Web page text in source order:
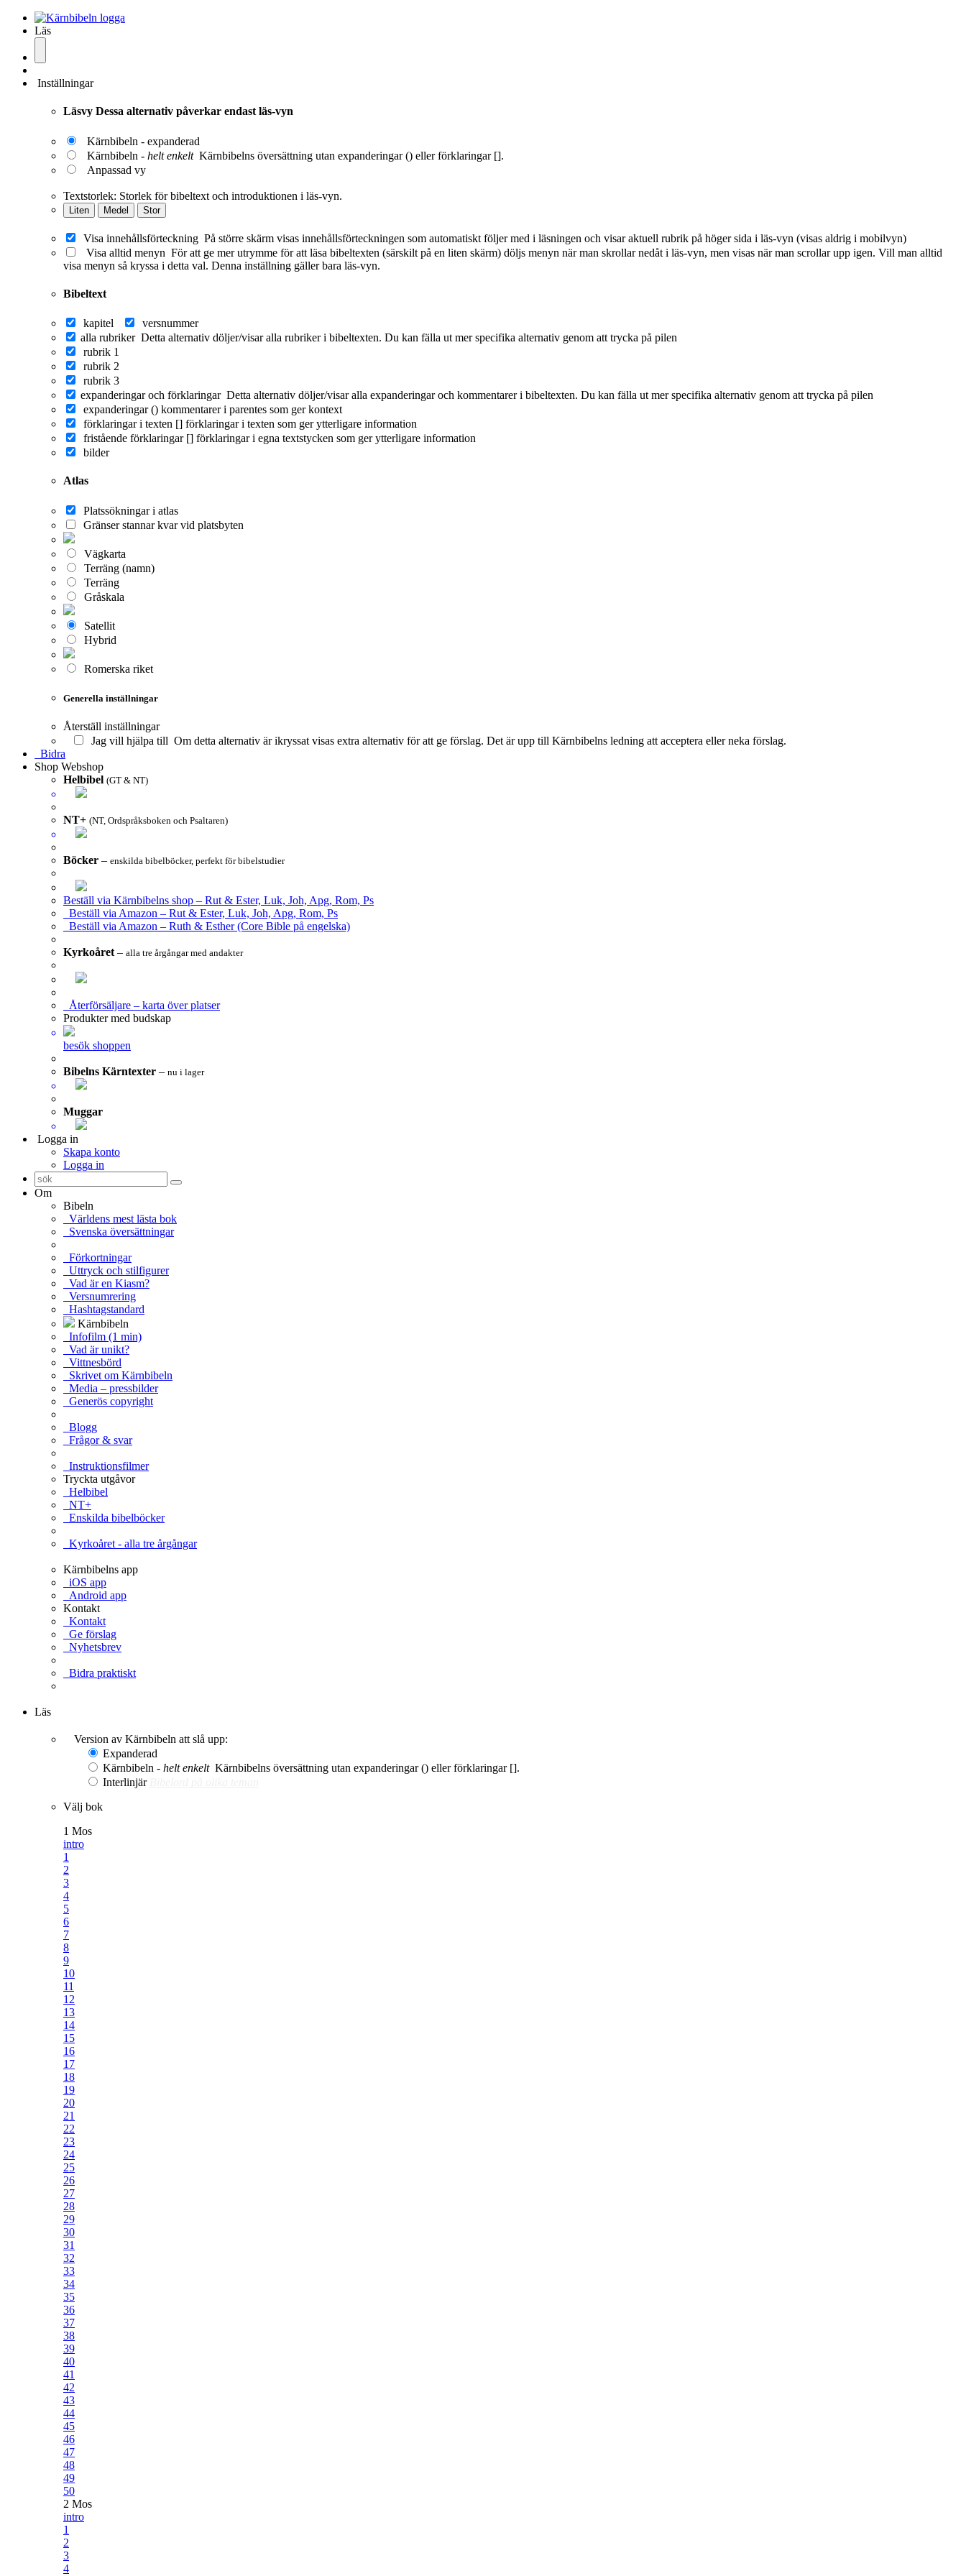
Läs
Inställningar
Läsvy Dessa alternativ påverkar endast läs-vyn
Kärnbibeln - expanderad
Kärnbibeln - helt enkelt Kärnbibelns översättning utan expanderingar () eller förklaringar [].
Anpassad vy
Textstorlek: Storlek för bibeltext och introduktionen i läs-vyn.
Liten Medel Stor
Visa innehållsförteckning På större skärm visas innehållsförteckningen som automatiskt följer med i läsningen och visar aktuell rubrik på höger sida i läs-vyn (visas aldrig i mobilvyn)
Visa alltid menyn För att ge mer utrymme för att läsa bibeltexten (särskilt på en liten skärm) döljs menyn när man skrollar nedåt i läs-vyn, men visas när man scrollar upp igen. Vill man alltid
visa menyn så kryssa i detta val. Denna inställning gäller bara läs-vyn.
Bibeltext
kapitel
versnummer
alla rubriker Detta alternativ döljer/visar alla rubriker i bibeltexten. Du kan fälla ut mer specifika alternativ genom att trycka på pilen
rubrik 1
rubrik 2
rubrik 3
expanderingar och förklaringar Detta alternativ döljer/visar alla expanderingar och kommentarer i bibeltexten. Du kan fälla ut mer specifika alternativ genom att trycka på pilen
expanderingar () kommentarer i parentes som ger kontext
förklaringar i texten [] förklaringar i texten som ger ytterligare information
fristående förklaringar [] förklaringar i egna textstycken som ger ytterligare information
bilder
Atlas
Platssökningar i atlas
Gränser stannar kvar vid platsbyten
Vägkarta
Terräng (namn)
Terräng
Gråskala
Satellit
Hybrid
Romerska riket
Generella inställningar
Återställ inställningar
Jag vill hjälpa till Om detta alternativ är ikryssat visas extra alternativ för att ge förslag. Det är upp till Kärnbibelns ledning att acceptera eller neka förslag.
Bidra
Shop Webshop
Helbibel (GT & NT)
NT+ (NT, Ordspråksboken och Psaltaren)
Böcker – enskilda bibelböcker, perfekt för bibelstudier
Beställ via Kärnbibelns shop – Rut & Ester, Luk, Joh, Apg, Rom, Ps
Beställ via Amazon – Rut & Ester, Luk, Joh, Apg, Rom, Ps
Beställ via Amazon – Ruth & Esther (Core Bible på engelska)
Kyrkoåret – alla tre årgångar med andakter
Återförsäljare – karta över platser
Produkter med budskap
besök shoppen
Bibelns Kärntexter – nu i lager
Muggar
Logga in
Skapa konto
Logga in
Om
Bibeln
Världens mest lästa bok
Svenska översättningar
Förkortningar
Uttryck och stilfigurer
Vad är en Kiasm?
Versnumrering
Hashtagstandard
Kärnbibeln
Infofilm (1 min)
Vad är unikt?
Vittnesbörd
Skrivet om Kärnbibeln
Media – pressbilder
Generös copyright
Blogg
Frågor & svar
Instruktionsfilmer
Tryckta utgåvor
Helbibel
NT+
Enskilda bibelböcker
Kyrkoåret - alla tre årgångar
Kärnbibelns app
iOS app
Android app
Kontakt
Kontakt
Ge förslag
Nyhetsbrev
Bidra praktiskt
Läs
Version av Kärnbibeln att slå upp:
Expanderad
Kärnbibeln - helt enkelt Kärnbibelns översättning utan expanderingar () eller förklaringar [].
Interlinjär
Välj bok
1 Mos
intro
1
2
3
4
5
6
7
8
9
10
11
12
13
14
15
16
17
18
19
20
21
22
23
24
25
26
27
28
29
30
31
32
33
34
35
36
37
38
39
40
41
42
43
44
45
46
47
48
49
50
2 Mos
intro
1
2
3
4